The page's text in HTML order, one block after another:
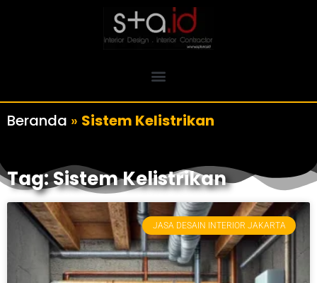
Beranda » Sistem Kelistrikan
Tag: Sistem Kelistrikan
JASA DESAIN INTERIOR JAKARTA